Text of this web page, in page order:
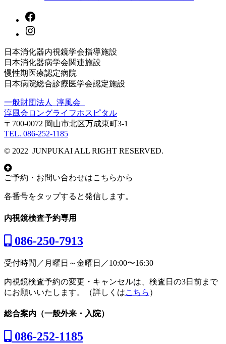
日本消化器内視鏡学会指導施設
日本消化器病学会関連施設
慢性期医療認定病院
日本病院総合診療医学会認定施設
一般財団法人 淳風会
淳風会ロングライフホスピタル
〒700-0072 岡山市北区万成東町3-1
TEL. 086-252-1185
© 2022 JUNPUKAI ALL RIGHT RESERVED.
ご予約・お問い合わせはこちらから
各番号をタップすると発信します。
内視鏡検査予約専用
086-250-7913
受付時間／月曜日～金曜日／10:00〜16:30
内視鏡検査予約の変更・キャンセルは、検査日の3日前まで
にお願いいたします。（詳しくはこちら ）
総合案内 （一般外来・入院）
086-252-1185